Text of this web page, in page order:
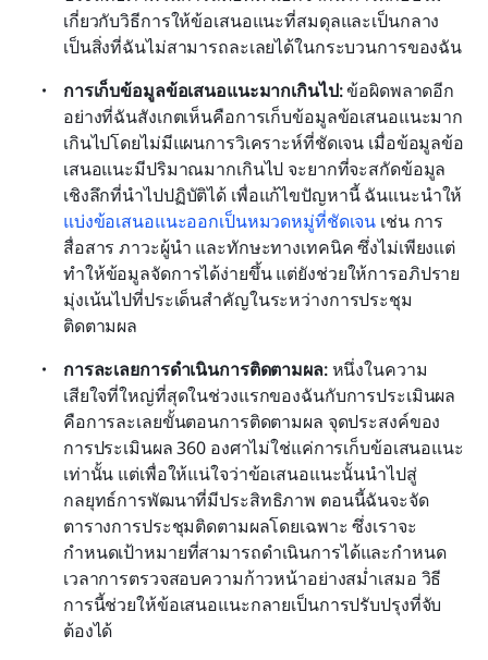
เกี่ยวกับวิธีการให้ข้อเสนอแนะที่สมดุลและเป็นกลาง
เป็นสิ่งที่ฉันไม่สามารถละเลยได้ในกระบวนการของฉัน
การเก็บข้อมูลข้อเสนอแนะมากเกินไป: ข้อผิดพลาดอีก
อย่างที่ฉันสังเกตเห็นคือการเก็บข้อมูลข้อเสนอแนะมาก
เกินไปโดยไม่มีแผนการวิเคราะห์ที่ชัดเจน เมื่อข้อมูลข้อ
เสนอแนะมีปริมาณมากเกินไป จะยากที่จะสกัดข้อมูล
แบ่งข้อเสนอแนะออกเป็นหมวดหมู่ที่ชัดเจน เช่น การ
สื่อสาร ภาวะผู้นำ และทักษะทางเทคนิค ซึ่งไม่เพียงแต่
ทำให้ข้อมูลจัดการได้ง่ายขึ้น แต่ยังช่วยให้การอภิปราย
มุ่งเน้นไปที่ประเด็นสำคัญในระหว่างการประชุม
ติดตามผล
การละเลยการดำเนินการติดตามผล: หนึ่งในความ
เสียใจที่ใหญ่ที่สุดในช่วงแรกของฉันกับการประเมินผล
คือการละเลยขั้นตอนการติดตามผล จุดประสงค์ของ
การประเมินผล 360 องศาไม่ใช่แค่การเก็บข้อเสนอแนะ
เท่านั้น แต่เพื่อให้แน่ใจว่าข้อเสนอแนะนั้นนำไปสู่
กลยุทธ์การพัฒนาที่มีประสิทธิภาพ ตอนนี้ฉันจะจัด
ตารางการประชุมติดตามผลโดยเฉพาะ ซึ่งเราจะ
กำหนดเป้าหมายที่สามารถดำเนินการได้และกำหนด
เวลาการตรวจสอบความก้าวหน้าอย่างสม่ำเสมอ วิธี
การนี้ช่วยให้ข้อเสนอแนะกลายเป็นการปรับปรุงที่จับ
ต้องได้